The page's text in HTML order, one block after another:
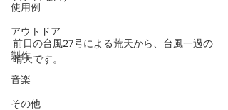
使用例
アウトドア
製作
音楽
その他
前日の台風27号による荒天から、台風一過の
晴天です。